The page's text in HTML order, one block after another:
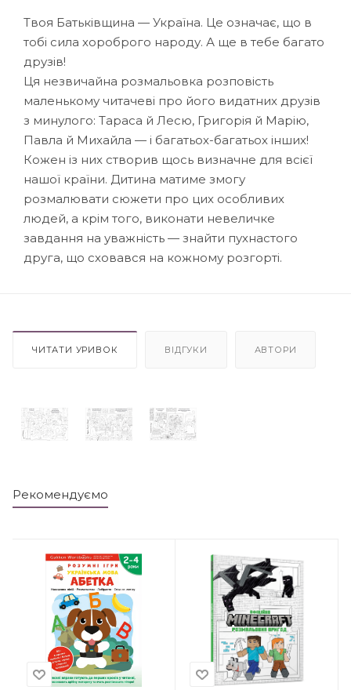
Твоя Батьківщина — Україна. Це означає, що в
тобі сила хороброго народу. А ще в тебе багато
друзів!
Ця незвичайна розмальовка розповість
маленькому читачеві про його видатних друзів
з минулого: Тараса й Лесю, Григорія й Марію,
Павла й Михайла — і багатьох-багатьох інших!
Кожен із них створив щось визначне для всієї
нашої країни. Дитина матиме змогу
розмалювати сюжети про цих особливих
людей, а крім того, виконати невеличке
завдання на уважність — знайти пухнастого
друга, що сховався на кожному розгорті.
ЧИТАТИ УРИВОК ВІДГУКИ АВТОРИ
Рекомендуємо